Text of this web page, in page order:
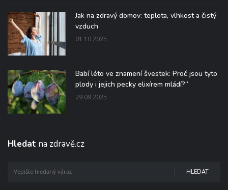
Jak na zdravý domov: teplota, vlhkost a čistý
vzduch
01.10.2025
Babí léto ve znamení švestek: Proč jsou tyto
plody i jejich pecky elixírem mládí?“
29.09.2025
Hledat na zdravě.cz
HLEDAT